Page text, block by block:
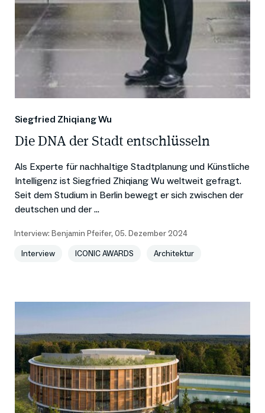
Siegfried Zhiqiang Wu
Die DNA der Stadt entschlüsseln
Als Experte für nachhaltige Stadtplanung und Künstliche
Intelligenz ist Siegfried Zhiqiang Wu weltweit gefragt.
Seit dem Studium in Berlin bewegt er sich zwischen der
deutschen und der ...
Interview: Benjamin Pfeifer, 05. Dezember 2024
Interview
ICONIC AWARDS Architektur